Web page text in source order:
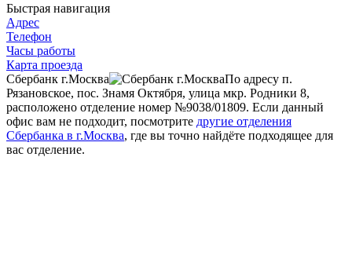
Быстрая навигация
Адрес
Телефон
Часы работы
Карта проезда
Сбербанк г.Москва
По адресу п.
Рязановское, пос. Знамя Октября, улица мкр. Родники 8,
расположено отделение номер №9038/01809. Если данный
офис вам не подходит, посмотрите другие отделения
Сбербанка в г.Москва, где вы точно найдёте подходящее для
вас отделение.